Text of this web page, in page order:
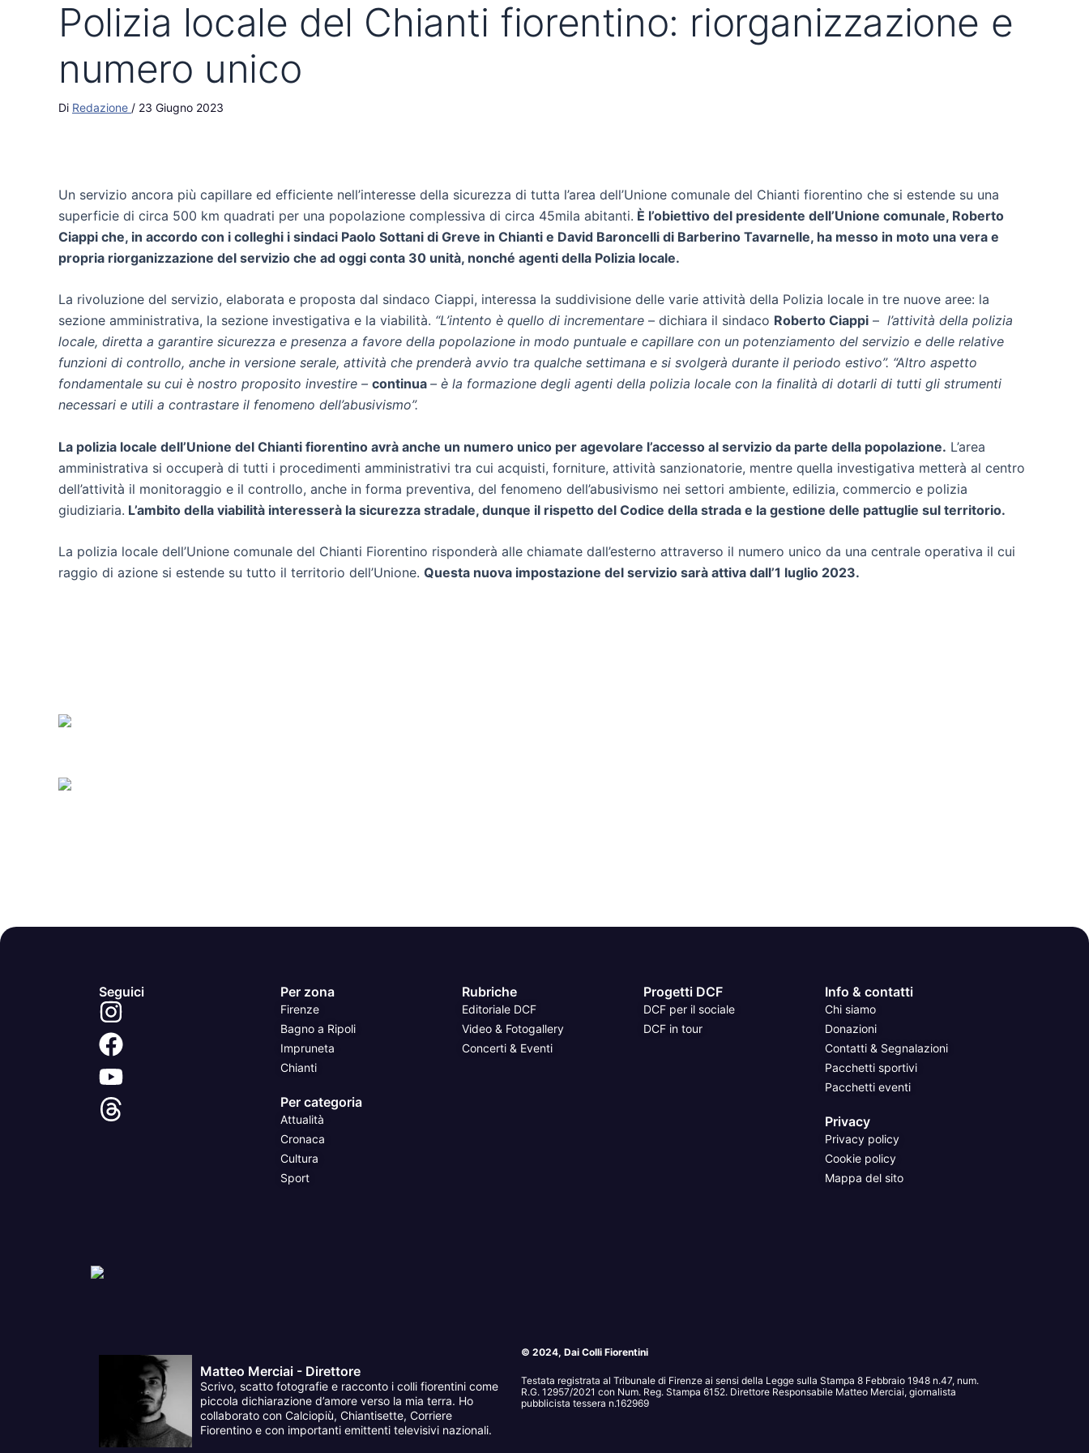
Polizia locale del Chianti fiorentino: riorganizzazione e
numero unico
Di Redazione / 23 Giugno 2023
Un servizio ancora più capillare ed efficiente nell’interesse della sicurezza di tutta l’area dell’Unione comunale del Chianti fiorentino che si estende su una
superficie di circa 500 km quadrati per una popolazione complessiva di circa 45mila abitanti. È l’obiettivo del presidente dell’Unione comunale, Roberto
Ciappi che, in accordo con i colleghi i sindaci Paolo Sottani di Greve in Chianti e David Baroncelli di Barberino Tavarnelle, ha messo in moto una vera e
propria riorganizzazione del servizio che ad oggi conta 30 unità, nonché agenti della Polizia locale.
La rivoluzione del servizio, elaborata e proposta dal sindaco Ciappi, interessa la suddivisione delle varie attività della Polizia locale in tre nuove aree: la
sezione amministrativa, la sezione investigativa e la viabilità. “L’intento è quello di incrementare – dichiara il sindaco Roberto Ciappi – l’attività della polizia
locale, diretta a garantire sicurezza e presenza a favore della popolazione in modo puntuale e capillare con un potenziamento del servizio e delle relative
funzioni di controllo, anche in versione serale, attività che prenderà avvio tra qualche settimana e si svolgerà durante il periodo estivo”. “Altro aspetto
fondamentale su cui è nostro proposito investire – continua – è la formazione degli agenti della polizia locale con la finalità di dotarli di tutti gli strumenti
necessari e utili a contrastare il fenomeno dell’abusivismo”.
La polizia locale dell’Unione del Chianti fiorentino avrà anche un numero unico per agevolare l’accesso al servizio da parte della popolazione. L’area
amministrativa si occuperà di tutti i procedimenti amministrativi tra cui acquisti, forniture, attività sanzionatorie, mentre quella investigativa metterà al centro
dell’attività il monitoraggio e il controllo, anche in forma preventiva, del fenomeno dell’abusivismo nei settori ambiente, edilizia, commercio e polizia
giudiziaria. L’ambito della viabilità interesserà la sicurezza stradale, dunque il rispetto del Codice della strada e la gestione delle pattuglie sul territorio.
La polizia locale dell’Unione comunale del Chianti Fiorentino risponderà alle chiamate dall’esterno attraverso il numero unico da una centrale operativa il cui
raggio di azione si estende su tutto il territorio dell’Unione. Questa nuova impostazione del servizio sarà attiva dall’1 luglio 2023.
Seguici Per zona
Firenze
Bagno a Ripoli
Impruneta
Chianti
Per categoria
Attualità
Cronaca
Cultura
Sport
Rubriche
Editoriale DCF
Video & Fotogallery
Concerti & Eventi
Progetti DCF
DCF per il sociale
DCF in tour
Info & contatti
Chi siamo
Donazioni
Contatti & Segnalazioni
Pacchetti sportivi
Pacchetti eventi
Privacy
Privacy policy
Cookie policy
Mappa del sito
Matteo Merciai - Direttore
Scrivo, scatto fotografie e racconto i colli fiorentini come
piccola dichiarazione d’amore verso la mia terra. Ho
collaborato con Calciopiù, Chiantisette, Corriere
Fiorentino e con importanti emittenti televisivi nazionali.
© 2024, Dai Colli Fiorentini
Testata registrata al Tribunale di Firenze ai sensi della Legge sulla Stampa 8 Febbraio 1948 n.47, num.
R.G. 12957/2021 con Num. Reg. Stampa 6152. Direttore Responsabile Matteo Merciai, giornalista
pubblicista tessera n.162969